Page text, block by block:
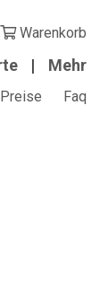
Warenkorb
Mehr
Preise Faq